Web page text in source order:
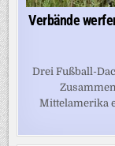
Verbände
Drei Fußball-
Mittelamerika